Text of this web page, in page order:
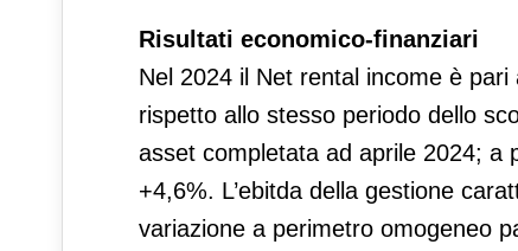
Risultati economico-finanziari
Nel 2024 il Net rental income è
rispetto allo stesso periodo dello
asset completata ad aprile 2024; a
+4,6%. L’ebitda della gestione
variazione a perimetro omogeneo